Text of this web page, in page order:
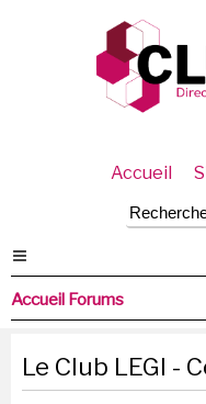
Accueil
Accueil Forums
Le Club LEGI -